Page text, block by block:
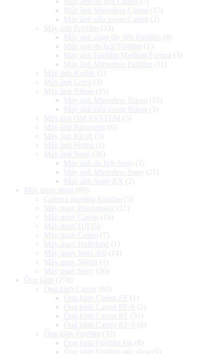
Máy ảnh Mirrorless Canon
(17)
Máy ảnh siêu zoom Canon
(2)
Máy ảnh Fujifilm (23)
Máy ảnh chụp lấy liền Fujifilm (8)
Máy ảnh du lịch Fujifilm (1)
Máy ảnh Fujifilm Medium Format (3)
Máy ảnh Mirrorless Fujifilm (11)
Máy ảnh Kodak (1)
Máy ảnh Leica (3)
Máy ảnh Nikon
(15)
Máy ảnh Mirrorless Nikon
(12)
Máy ảnh siêu zoom Nikon
(3)
Máy ảnh OM SYSTEM (5)
Máy ảnh Panasonic (6)
Máy ảnh Ricoh
(5)
Máy ảnh Sigma (1)
Máy ảnh Sony (26)
Máy ảnh du lịch Sony (3)
Máy ảnh Mirrorless Sony (21)
Máy ảnh Sony RX (2)
Máy quay phim (80)
Camera meeting Kandao (5)
Máy quay Blackmagic (11)
Máy quay Canon
(16)
Máy quay DJI (5)
Máy quay Gopro (7)
Máy quay Hollyland
(1)
Máy quay Insta 360 (14)
Máy quay Nikon
(1)
Máy quay Sony (20)
Ống kính
(276)
Ống kính Canon
(60)
Ống kính Canon EF
(1)
Ống kính Canon EF-S (2)
Ống kính Canon RF
(51)
Ống kính Canon RF-S (6)
Ống kính Fujifilm (32)
Ống kính Fujifilm Fix (8)
Ống kính Fujifilm góc rộng (5)